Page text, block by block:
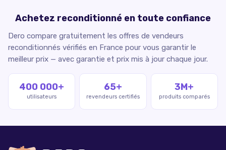
Achetez reconditionné en toute confiance
Dero compare gratuitement les offres de vendeurs
reconditionnés vérifiés en France pour vous garantir le
meilleur prix — avec garantie et prix mis à jour chaque jour.
400 000+
utilisateurs
65+
revendeurs certifiés
3M+
produits comparés